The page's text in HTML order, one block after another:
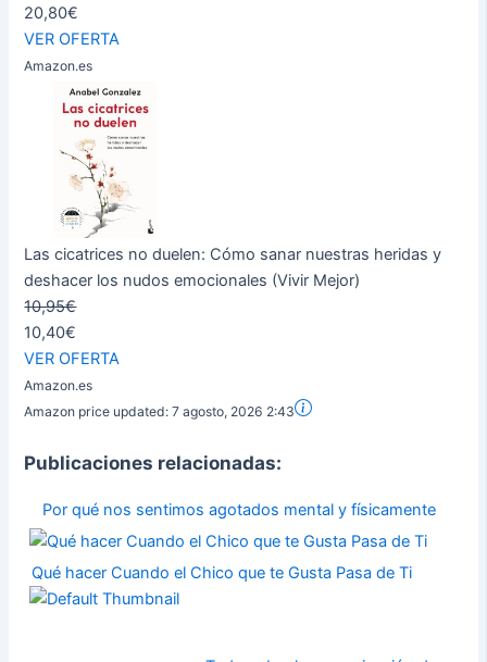
20,80€
VER OFERTA
Amazon.es
Las cicatrices no duelen: Cómo sanar nuestras heridas y
deshacer los nudos emocionales (Vivir Mejor)
10,95€
10,40€
VER OFERTA
Amazon.es
Amazon price updated:7 agosto, 2026 2:43
Publicaciones relacionadas:
Por qué nos sentimos agotados mental y físicamente
Qué hacer Cuando el Chico que te Gusta Pasa de Ti